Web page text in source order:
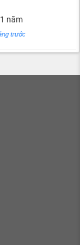
năm
trước